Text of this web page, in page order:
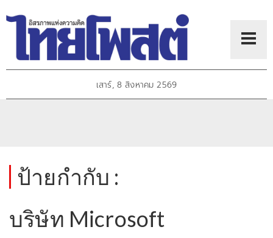
เสาร์, 8 สิงหาคม 2569
ป้ายกำกับ :
บริษัท Microsoft